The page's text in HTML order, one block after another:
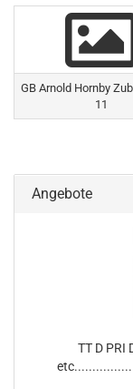
GB Arnold Hornby
11
Angebote
TT D PRI